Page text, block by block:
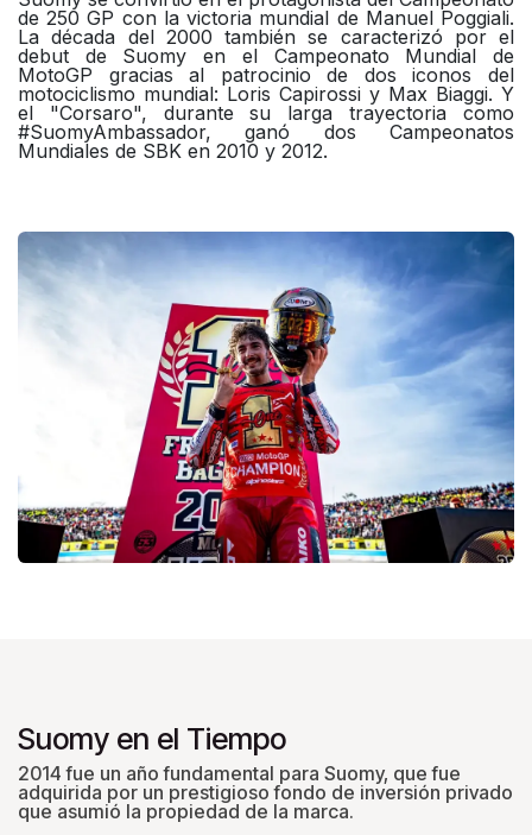
de 250 GP con la victoria mundial de Manuel Poggiali.
La década del 2000 también se caracterizó por el
debut de Suomy en el Campeonato Mundial de
MotoGP gracias al patrocinio de dos iconos del
motociclismo mundial: Loris Capirossi y Max Biaggi. Y
el "Corsaro", durante su larga trayectoria como
#SuomyAmbassador, ganó dos Campeonatos
Mundiales de SBK en 2010 y 2012.
Suomy en el Tiempo
2014 fue un año fundamental para Suomy, que fue
adquirida por un prestigioso fondo de inversión privado
que asumió la propiedad de la marca.